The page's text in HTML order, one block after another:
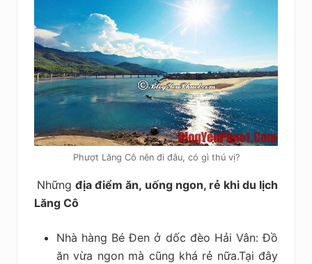
Phượt Lăng Cô nên đi đâu, có gì thú vị?
Nhữngđịa điểm ăn, uống ngon, rẻ khi du lịch
Lăng Cô
Nhà hàng Bé Đen ở dốc đèo Hải Vân: Đồ
ăn vừa ngon mà cũng khá rẻ nữa.Tại đây